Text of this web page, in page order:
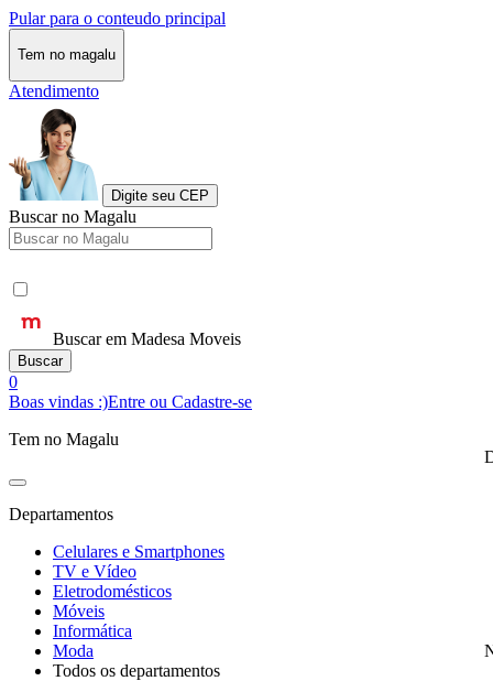
Pular para o conteudo principal
Tem no magalu
Atendimento
Digite seu CEP
Buscar no Magalu
Buscar em Madesa Moveis
Buscar
0
Boas vindas :)Entre ou Cadastre-se
Tem no Magalu
Departamentos
Celulares e Smartphones
TV e Vídeo
Eletrodomésticos
Móveis
Informática
Moda
Todos os departamentos